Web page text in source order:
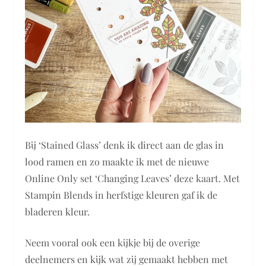
Bij ‘Stained Glass’ denk ik direct aan de glas in
lood ramen en zo maakte ik met de nieuwe
Online Only set ‘Changing Leaves’ deze kaart. Met
Stampin Blends in herfstige kleuren gaf ik de
bladeren kleur.
Neem vooral ook een kijkje bij de overige
deelnemers en kijk wat zij gemaakt hebben met